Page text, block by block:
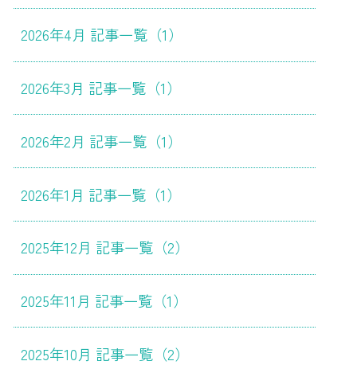
2026年4月 記事一覧（1）
2026年3月 記事一覧（1）
2026年2月 記事一覧（1）
2026年1月 記事一覧（1）
2025年12月 記事一覧（2）
2025年11月 記事一覧（1）
2025年10月 記事一覧（2）